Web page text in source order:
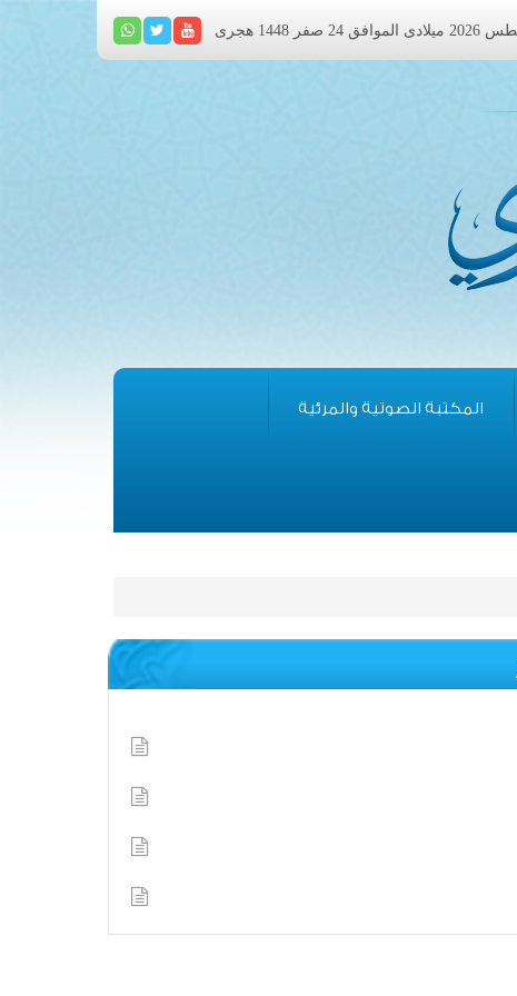
المكتبة الصوتية والمرئية